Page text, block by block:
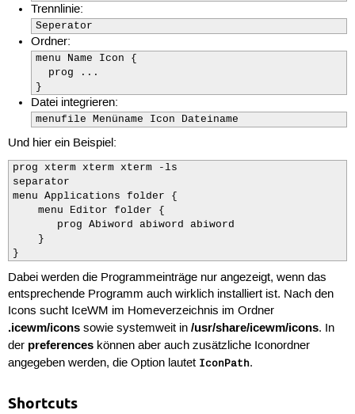
Trennlinie:
Seperator
Ordner:
menu Name Icon {
  prog ...
}
Datei integrieren:
menufile Menüname Icon Dateiname
Und hier ein Beispiel:
prog xterm xterm xterm -ls
separator
menu Applications folder {
    menu Editor folder {
       prog Abiword abiword abiword
    }
}
Dabei werden die Programmeinträge nur angezeigt, wenn das
entsprechende Programm auch wirklich installiert ist. Nach den
Icons sucht IceWM im Homeverzeichnis im Ordner
.icewm/iconssowie systemweit in /usr/share/icewm/icons. In
der preferenceskönnen aber auch zusätzliche Iconordner
angegeben werden, die Option lautet IconPath.
Shortcuts